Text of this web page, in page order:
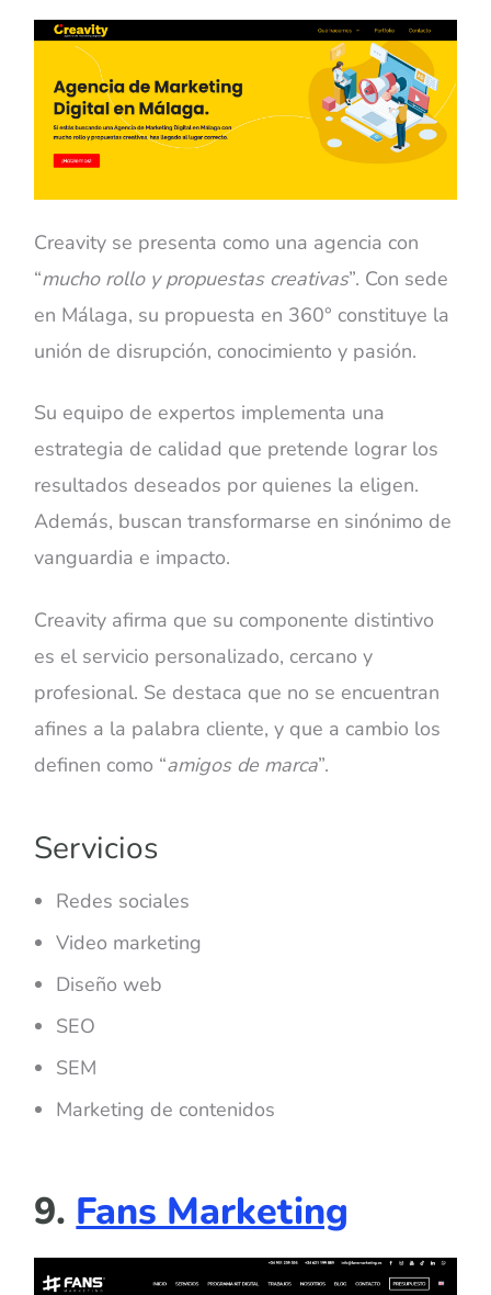
Creavity se presenta como una agencia con
“mucho rollo y propuestas creativas”. Con sede
en Málaga, su propuesta en 360° constituye la
unión de disrupción, conocimiento y pasión.
Su equipo de expertos implementa una
estrategia de calidad que pretende lograr los
resultados deseados por quienes la eligen.
Además, buscan transformarse en sinónimo de
vanguardia e impacto.
Creavity afirma que su componente distintivo
es el servicio personalizado, cercano y
profesional. Se destaca que no se encuentran
afines a la palabra cliente, y que a cambio los
definen como “amigos de marca”.
Servicios
Redes sociales
Video marketing
Diseño web
SEO
SEM
Marketing de contenidos
9. Fans Marketing